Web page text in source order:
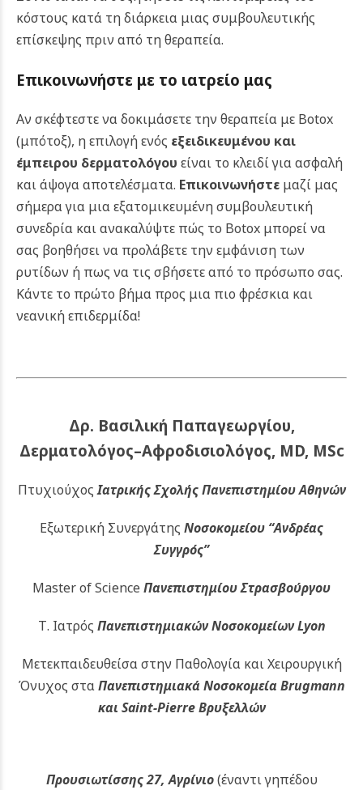
κόστους κατά τη διάρκεια μιας συμβουλευτικής
επίσκεψης πριν από τη θεραπεία.
Επικοινωνήστε με το ιατρείο μας
Αν σκέφτεστε να δοκιμάσετε την θεραπεία με Botox
(μπότοξ), η επιλογή ενός εξειδικευμένου και
έμπειρου δερματολόγου είναι το κλειδί για ασφαλή
και άψογα αποτελέσματα. Επικοινωνήστε μαζί μας
σήμερα για μια εξατομικευμένη συμβουλευτική
συνεδρία και ανακαλύψτε πώς το Botox μπορεί να
σας βοηθήσει να προλάβετε την εμφάνιση των
ρυτίδων ή πως να τις σβήσετε από το πρόσωπο σας.
Κάντε το πρώτο βήμα προς μια πιο φρέσκια και
νεανική επιδερμίδα!
Δρ. Βασιλική Παπαγεωργίου,
Δερματολόγος–Αφροδισιολόγος, MD, MSc
ΠτυχιούχοςΙατρικής Σχολής Πανεπιστημίου Αθηνών
Εξωτερική Συνεργάτης Νοσοκομείου “Ανδρέας
Συγγρός”
Master of Science Πανεπιστημίου Στρασβούργου
Τ. Ιατρός Πανεπιστημιακών Νοσοκομείων Lyon
Μετεκπαιδευθείσα στην Παθολογία και Χειρουργική
Όνυχος σταΠανεπιστημιακά Νοσοκομεία Brugmann
και Saint-Pierre Βρυξελλών
Προυσιωτίσσης 27, Αγρίνιο(έναντι γηπέδου